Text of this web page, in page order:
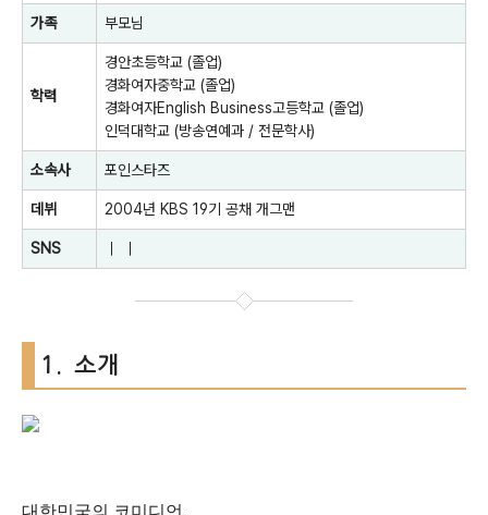
가족 부모님
학력
경안초등학교 (졸업)
경화여자중학교 (졸업)
경화여자English Business고등학교 (졸업)
인덕대학교 (방송연예과 / 전문학사)
소속사 포인스타즈
데뷔 2004년 KBS 19기 공채 개그맨
SNS
1. 소개
대한민국의 코미디언.